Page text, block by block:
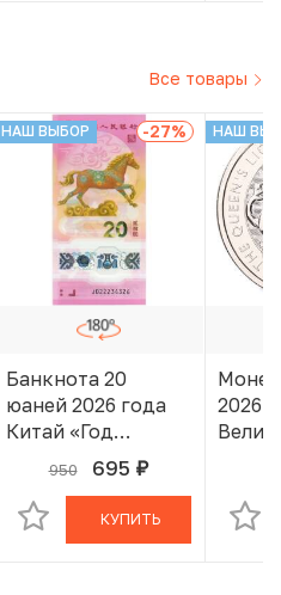
Все товары
НАШ ВЫБОР -27%
Банкнота 20
юаней 2026 года
Китай «Год
950 695 руб.
В КОРЗИНЕ
КУПИТЬ
НАШ
2026